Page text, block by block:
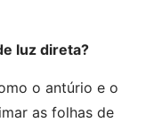
luz direta?
o antúrio e o
as folhas de